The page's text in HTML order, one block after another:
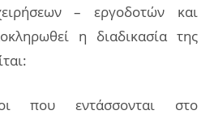
– εργοδοτών και
η διαδικασία της
που εντάσσονται στο